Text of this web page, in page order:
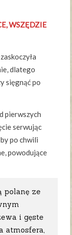
WSZĘDZIE
dlatego
sięgnąć po
pierwszych
serwując
po chwili
powodujące
polanę ze
i gęste
atmosfera,